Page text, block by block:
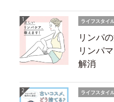
ライフスタイ
リンパ
リンパ
解消
ライフスタイ